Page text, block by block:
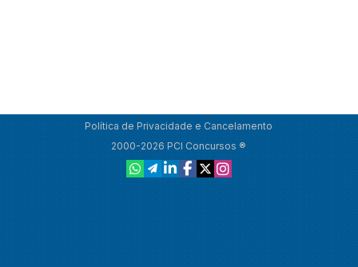
Política de Privacidade e Cancelamento
2000-2026 PCI Concursos ®